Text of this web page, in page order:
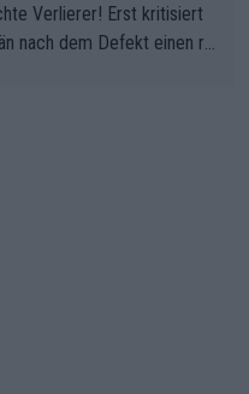
Verlierer! Erst kritisiert
nach dem Defekt einen ro